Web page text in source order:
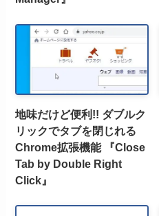
地味だけど便利!! ダブルク
リックでタブを閉じれる
Chrome拡張機能 『Close
Tab by Double Right
Click』